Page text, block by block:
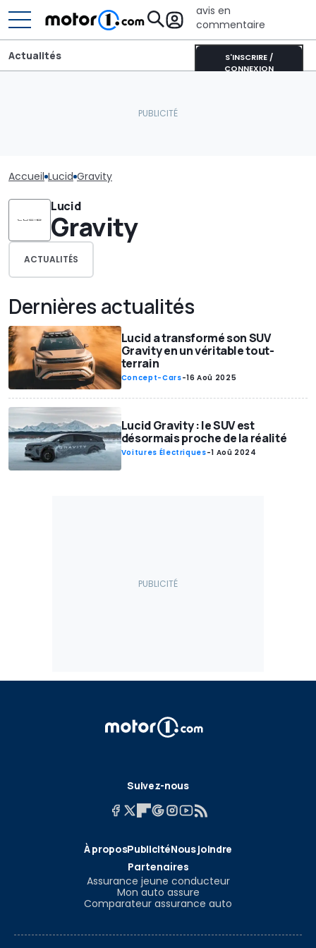
avis en
commentaire
S'INSCRIRE /
CONNEXION
Actualités
Accueil Lucid Gravity
Lucid
Gravity
ACTUALITÉS
Dernières actualités
Lucid a transformé son SUV
Gravity en un véritable tout-
terrain
Concept-Cars-16 Aoû 2025
Lucid Gravity : le SUV est
désormais proche de la réalité
Voitures Électriques-1 Aoû 2024
Suivez-nous
À proposPublicitéNous joindre
Partenaires
Assurance jeune conducteur
Mon auto assure
Comparateur assurance auto